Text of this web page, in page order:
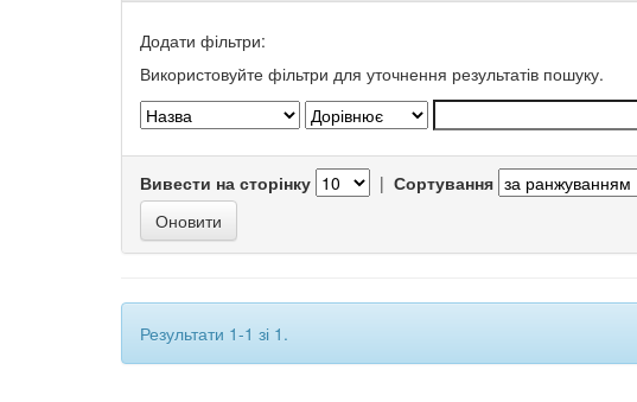
Додати фільтри:
Використовуйте фільтри для уточнення результатів пошуку.
Вивести на сторінку | Сортування
Результати 1-1 зі 1.